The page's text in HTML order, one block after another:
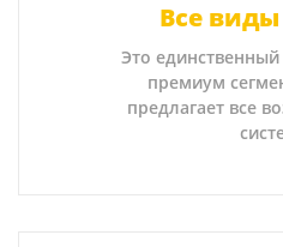
Все
Это
премиум
предлагает все